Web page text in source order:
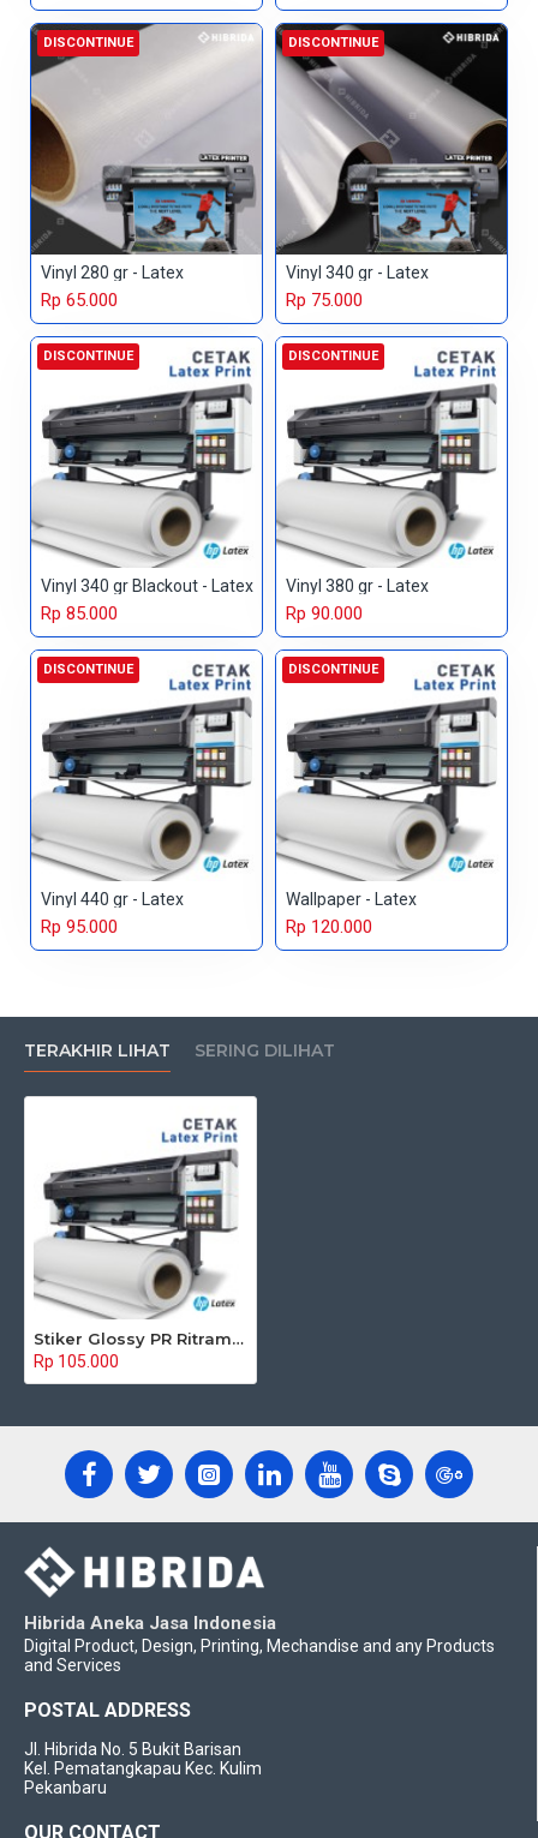
DISCONTINUE
Vinyl 280 gr - Latex
Rp 65.000
DISCONTINUE
Vinyl 340 gr - Latex
Rp 75.000
DISCONTINUE
Vinyl 340 gr Blackout - Latex
Rp 85.000
DISCONTINUE
Vinyl 380 gr - Latex
Rp 90.000
DISCONTINUE
Vinyl 440 gr - Latex
Rp 95.000
DISCONTINUE
Wallpaper - Latex
Rp 120.000
TERAKHIR LIHAT SERING DILIHAT
Stiker Glossy PR Ritrama - Latex
Rp 105.000
Hibrida Aneka Jasa Indonesia
Digital Product, Design, Printing, Mechandise and any Products
and Services
POSTAL ADDRESS
Jl. Hibrida No. 5 Bukit Barisan
Kel. Pematangkapau Kec. Kulim
Pekanbaru
OUR CONTACT